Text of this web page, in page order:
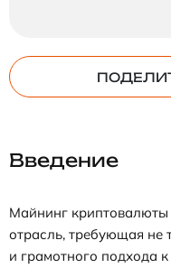
Введение
Майнинг криптовалюты
отрасль, требующая не
и грамотного подхода